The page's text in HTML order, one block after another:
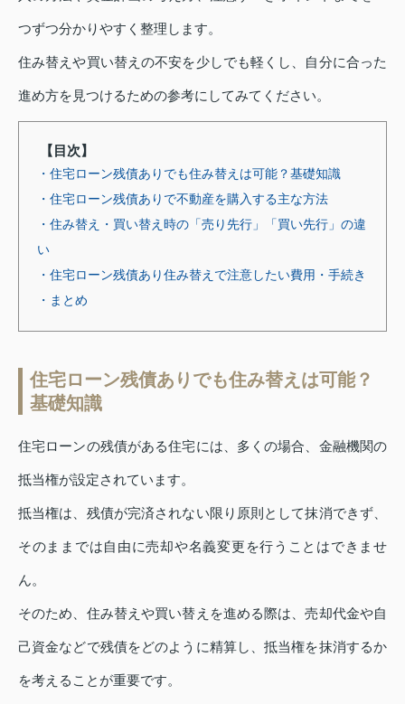
つずつ分かりやすく整理します。
住み替えや買い替えの不安を少しでも軽くし、自分に合った
進め方を見つけるための参考にしてみてください。
【目次】
・住宅ローン残債ありでも住み替えは可能？基礎知識
・住宅ローン残債ありで不動産を購入する主な方法
・住み替え・買い替え時の「売り先行」「買い先行」の違
い
・住宅ローン残債あり住み替えで注意したい費用・手続き
・まとめ
住宅ローン残債ありでも住み替えは可能？
基礎知識
住宅ローンの残債がある住宅には、多くの場合、金融機関の
抵当権が設定されています。
抵当権は、残債が完済されない限り原則として抹消できず、
そのままでは自由に売却や名義変更を行うことはできませ
ん。
そのため、住み替えや買い替えを進める際は、売却代金や自
己資金などで残債をどのように精算し、抵当権を抹消するか
を考えることが重要です。